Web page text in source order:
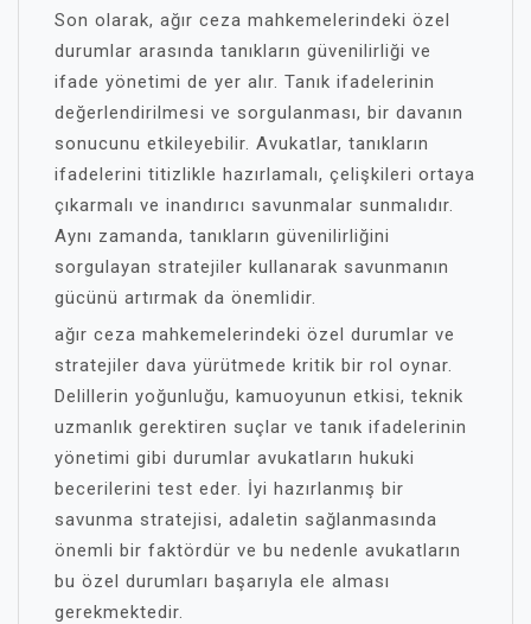
Son olarak, ağır ceza mahkemelerindeki özel
durumlar arasında tanıkların güvenilirliği ve
ifade yönetimi de yer alır. Tanık ifadelerinin
değerlendirilmesi ve sorgulanması, bir davanın
sonucunu etkileyebilir. Avukatlar, tanıkların
ifadelerini titizlikle hazırlamalı, çelişkileri ortaya
çıkarmalı ve inandırıcı savunmalar sunmalıdır.
Aynı zamanda, tanıkların güvenilirliğini
sorgulayan stratejiler kullanarak savunmanın
gücünü artırmak da önemlidir.
ağır ceza mahkemelerindeki özel durumlar ve
stratejiler dava yürütmede kritik bir rol oynar.
Delillerin yoğunluğu, kamuoyunun etkisi, teknik
uzmanlık gerektiren suçlar ve tanık ifadelerinin
yönetimi gibi durumlar avukatların hukuki
becerilerini test eder. İyi hazırlanmış bir
savunma stratejisi, adaletin sağlanmasında
önemli bir faktördür ve bu nedenle avukatların
bu özel durumları başarıyla ele alması
gerekmektedir.